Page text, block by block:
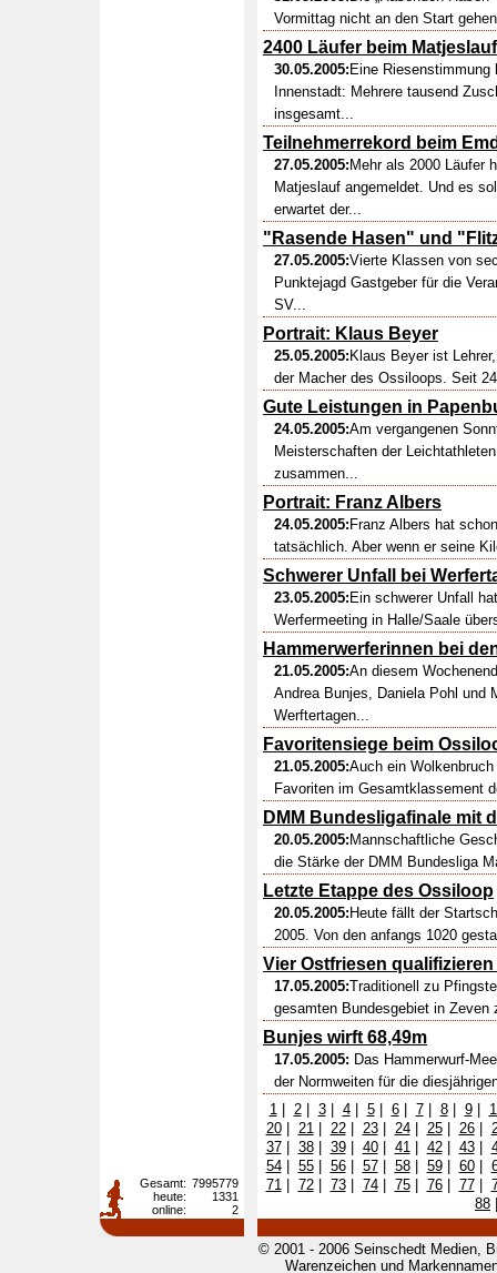
Vormittag nicht an den Start
2400 Läufer beim Matjeslauf
30.05.2005: Eine Riesenstimmung
Innenstadt: Mehrere tausend
insgesamt...
Teilnehmerrekord beim
27.05.2005: Mehr als 2000 Läufer
Matjeslauf angemeldet. Und es
erwartet der...
"Rasende Hasen" und
27.05.2005:Vierte Klassen von
Punktejagd Gastgeber für die
SV...
Portrait: Klaus Beyer
25.05.2005: Klaus Beyer ist
der Macher des Ossiloops. Seit
Gute Leistungen in
24.05.2005:Am vergangenen
Meisterschaften der
zusammen...
Portrait: Franz Albers
24.05.2005: Franz Albers hat
tatsächlich. Aber wenn er seine
Schwerer Unfall bei
23.05.2005: Ein schwerer Unfall
Werfermeeting in Halle/Saale
Hammerwerferinnen bei
21.05.2005:An diesem
Andrea Bunjes, Daniela Pohl und
Werftertagen...
Favoritensiege beim
21.05.2005:Auch ein
Favoriten im Gesamtklassement
DMM Bundesligafinale mit
20.05.2005: Mannschaftliche
die Stärke der DMM Bundesliga
Letzte Etappe des Ossiloop
20.05.2005: Heute fällt der
2005. Von den anfangs 1020
Vier Ostfriesen
17.05.2005:Traditionell zu
gesamten Bundesgebiet in
Bunjes wirft 68,49m
17.05.2005: Das Hammerwurf-
der Normweiten für die
1| 2| 3| 4| 5| 6| 7| 8| 9|
20| 21| 22| 23| 24| 25| 26|
37| 38| 39| 40| 41| 42| 43|
54| 55| 56| 57| 58| 59| 60|
71| 72| 73| 74| 75| 76| 77|
88
Gesamt: 7995779
heute:
1331
online:
2
© 2001 - 2006 Seinschedt Medien,
Warenzeichen und